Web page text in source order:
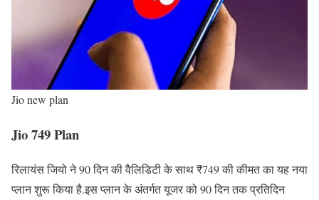
Jio new plan
Jio 749 Plan
रिलायंस जियो ने 90 दिन की वैलिडिटी के साथ ₹749 की कीमत का यह नया
प्लान शुरू किया है.इस प्लान के अंतर्गत यूजर को 90 दिन तक प्रतिदिन